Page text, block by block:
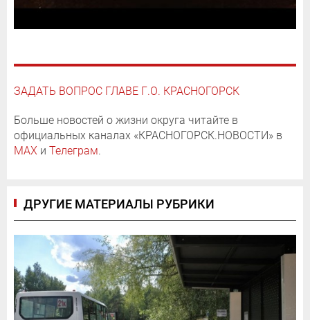
ЗАДАТЬ ВОПРОС ГЛАВЕ Г.О. КРАСНОГОРСК
Больше новостей о жизни округа читайте в
официальных каналах «КРАСНОГОРСК.НОВОСТИ» в
MAX и Телеграм.
ДРУГИЕ МАТЕРИАЛЫ РУБРИКИ